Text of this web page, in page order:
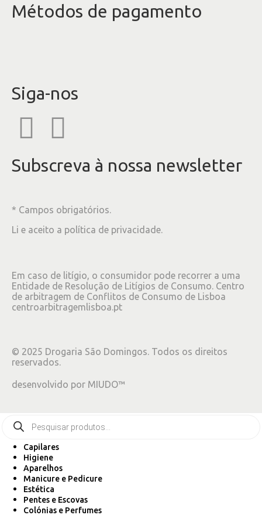
Métodos de pagamento
Siga-nos
Subscreva à nossa newsletter
* Campos obrigatórios.
Li e aceito a política de privacidade.
Em caso de litígio, o consumidor pode recorrer a uma
Entidade de Resolução de Litígios de Consumo. Centro
de arbitragem de Conflitos de Consumo de Lisboa
centroarbitragemlisboa.pt
© 2025 Drogaria São Domingos. Todos os direitos
reservados.
desenvolvido por MIUDO™
Capilares
Higiene
Aparelhos
Manicure e Pedicure
Estética
Pentes e Escovas
Colónias e Perfumes